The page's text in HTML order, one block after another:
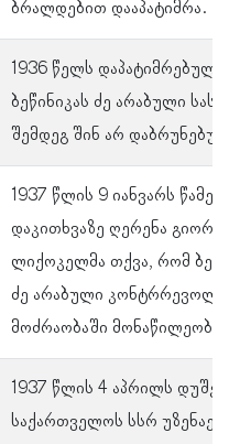
ბრალდებით დააპატიმრა.
1936 წელს
ბეწინიკას ძე არაბული
შემდეგ შინ არ
1937 წლის 9 იანვარს
დაკითხვაზე ღერენა
ლიქოკელმა თქვა, რომ
ძე არაბული
მოძრაობაში
1937 წლის 4 აპრილს
საქართველოს სსრ უზენაეს